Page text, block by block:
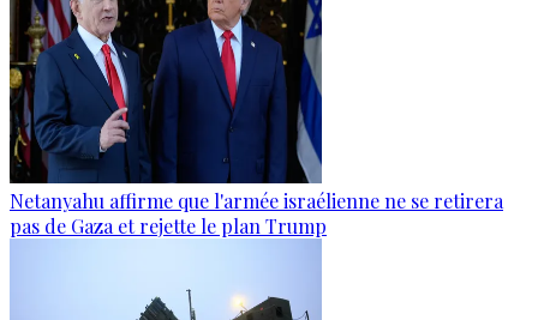
Netanyahu affirme que l'armée israélienne ne se retirera
pas de Gaza et rejette le plan Trump